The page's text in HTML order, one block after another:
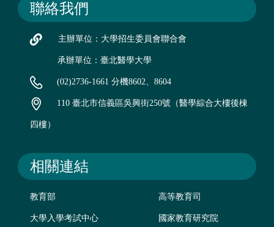
聯絡我們
主辦單位：大學招生委員會聯合會
承辦單位：臺北醫學大學
(02)2736-1661 分機8602、8604
110 臺北市信義區吳興街250號（醫學綜合大樓後棟
四樓）
相關連結
教育部 高等教育司
大學入學考試中心 國家教育研究院